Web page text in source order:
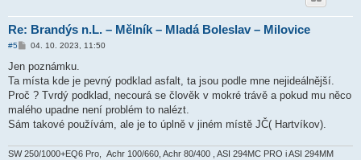
Re: Brandýs n.L. – Mělník – Mladá Boleslav – Milovice
#5
P
í
s
p
ě
e
k
04. 10. 2023, 11:50
Jen poznámku.
Ta místa kde je pevný podklad asfalt, ta jsou podle mne nejideálnější.
Proč ? Tvrdý podklad, necourá se člověk v mokré trávě a pokud mu něco
malého upadne není problém to nalézt.
Sám takové používám, ale je to úplně v jiném místě JČ( Hartvíkov).
SW 250/1000+EQ6 Pro, Achr 100/660, Achr 80/400 , ASI 294MC PRO i ASI 294MM